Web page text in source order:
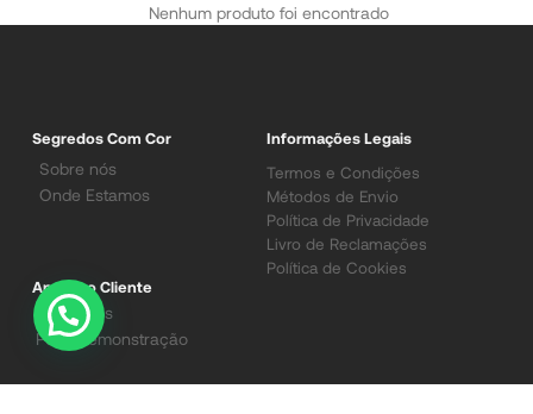
Nenhum produto foi encontrado
Segredos Com Cor
Sobre nós
Onde Estamos
Informações Legais
Termos e Condições
Métodos de Envio
Política de Privacidade
Livro de Reclamações
Política de Cookies
Apoio ao Cliente
Contactos
Pedir demonstração